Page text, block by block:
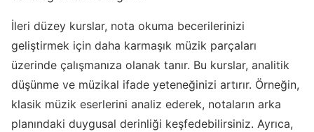
İleri düzey kurslar, nota okuma becerilerinizi
geliştirmek için daha karmaşık müzik parçaları
üzerinde çalışmanıza olanak tanır. Bu kurslar, analitik
düşünme ve müzikal ifade yeteneğinizi artırır. Örneğin,
klasik müzik eserlerini analiz ederek, notaların arka
planındaki duygusal derinliği keşfedebilirsiniz. Ayrıca,